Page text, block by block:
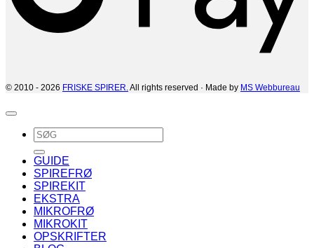
© 2010 - 2026 FRISKE SPIRER. All rights reserved · Made by MS Webbureau
Søg
efter:
GUIDE
SPIREFRØ
SPIREKIT
EKSTRA
MIKROFRØ
MIKROKIT
OPSKRIFTER